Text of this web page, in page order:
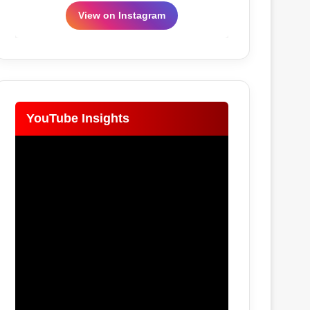
View on Instagram
YouTube Insights